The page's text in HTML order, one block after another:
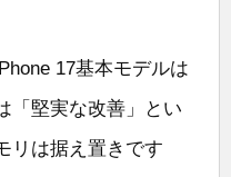
17基本モデルは
「堅実な改善」とい
リは据え置きです